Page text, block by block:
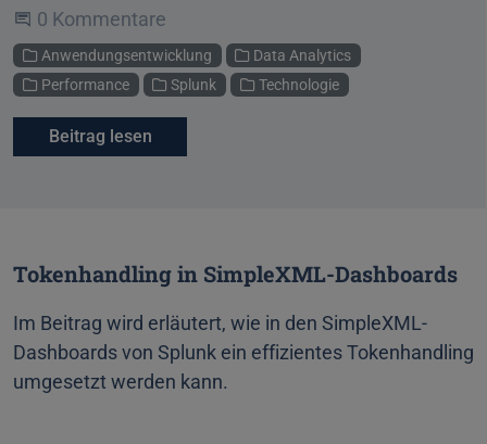
Beginne eine Unterhaltung
0 Kommentare
Kategorien
Anwendungsentwicklung
Data Analytics
Performance
Splunk Technologie
Beitrag lesen
Tokenhandling in SimpleXML-Dashboards
Im Beitrag wird erläutert, wie in den SimpleXML-
Dashboards von Splunk ein effizientes Tokenhandling
umgesetzt werden kann.